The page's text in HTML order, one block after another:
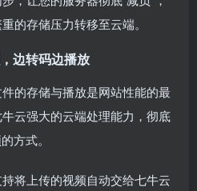
的存储压力转移至云端。
边转码边播放
的存储与播放是网站性能的最
云强大的云端处理能力，彻底
方式。
持将上传的视频自动交给七牛云